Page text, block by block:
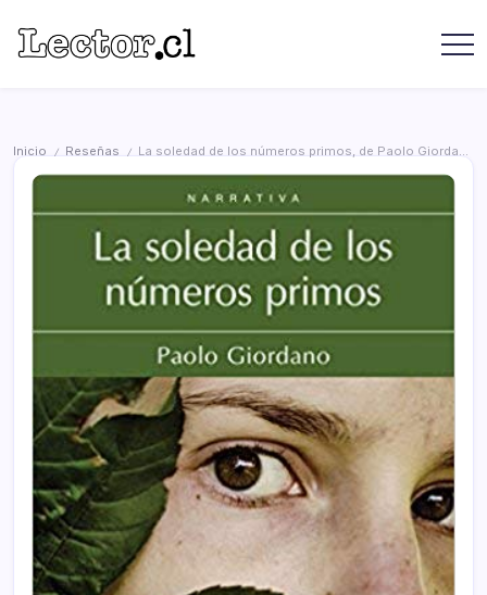
contenido
de
editoriales
chilenas
Chilena
Inicio / Reseñas / La soledad de los números primos, de Paolo Giordano (2008)